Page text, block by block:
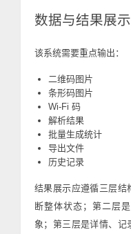
数据与结果展示
该系统需要重点输出：
二维码图片
条形码图片
Wi-Fi 码
解析结果
批量生成统计
导出文件
历史记录
结果展示应遵循三层结
断整体状态；第二层
象；第三层是详情、记